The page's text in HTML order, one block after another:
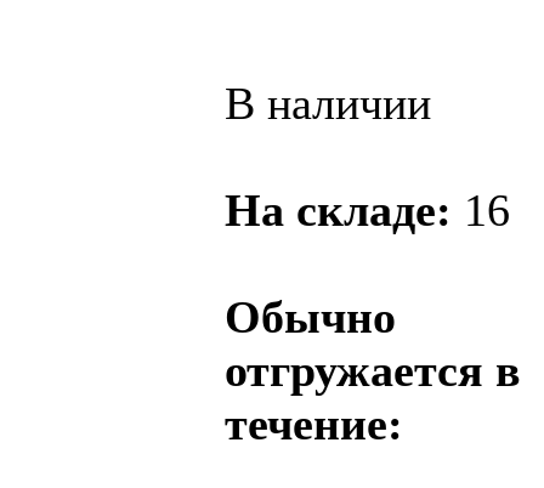
В наличии
На складе: 16
Обычно
отгружается в
течение: